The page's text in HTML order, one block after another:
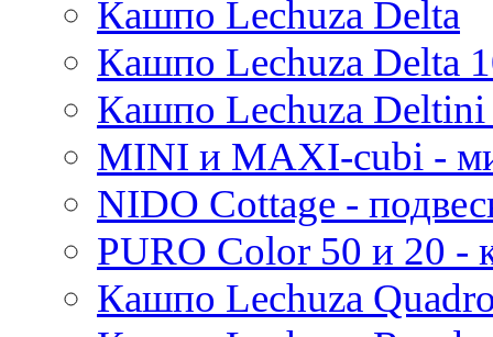
Pure
Кашпо Lechuza Delta
Кашпо Lechuza Delta
Кашпо Lechuza
MINI и MAXI-cubi -
NIDO Cottage -
PURO Color 50 и 20
Кашпо Lechuza